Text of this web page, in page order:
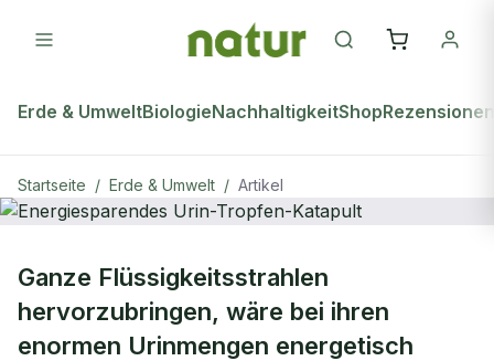
Erde & UmweltBiologieNachhaltigkeitShopRezensionen
Startseite / Erde & Umwelt / Artikel
Energiesparendes Urin-Tropfen-
Katapult
Ganze Flüssigkeitsstrahlen
hervorzubringen, wäre bei ihren
enormen Urinmengen energetisch